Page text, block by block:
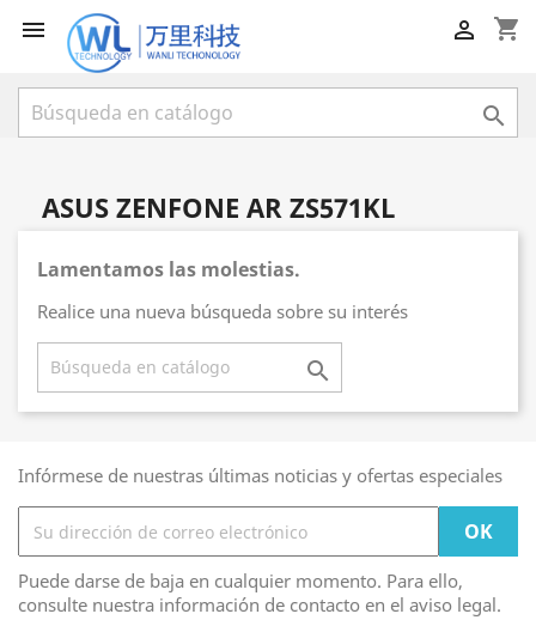
 shopping_cart


ASUS ZENFONE AR ZS571KL
Lamentamos las molestias.
Realice una nueva búsqueda sobre su interés

Infórmese de nuestras últimas noticias y ofertas especiales
Puede darse de baja en cualquier momento. Para ello,
consulte nuestra información de contacto en el aviso legal.